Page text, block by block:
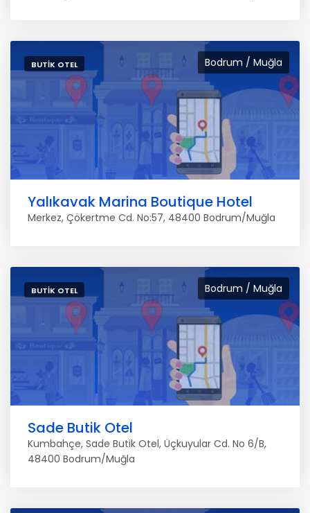
Bodrum / Muğla
BUTIK OTEL
Yalıkavak Marina Boutique Hotel
Merkez, Çökertme Cd. No:57, 48400 Bodrum/Muğla
Bodrum / Muğla
BUTIK OTEL
Sade Butik Otel
Kumbahçe, Sade Butik Otel, Üçkuyular Cd. No 6/B,
48400 Bodrum/Muğla